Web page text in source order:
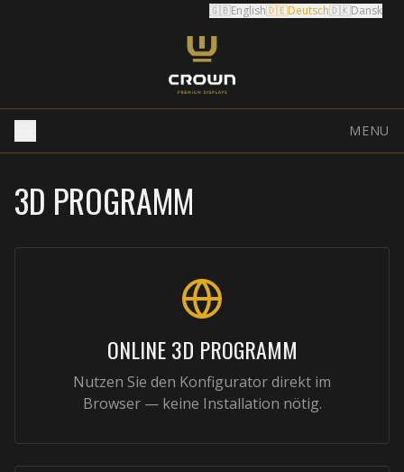
🇬🇧English🇩🇪Deutsch🇩🇰Dansk
MENU
3D PROGRAMM
ONLINE 3D PROGRAMM
Nutzen Sie den Konfigurator direkt im
Browser — keine Installation nötig.